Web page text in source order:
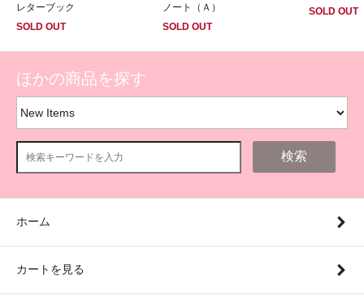
レターブック
SOLD OUT
ノート（Ａ）
SOLD OUT
SOLD OUT
ほかの商品を探す
検索
ホーム
カートを見る